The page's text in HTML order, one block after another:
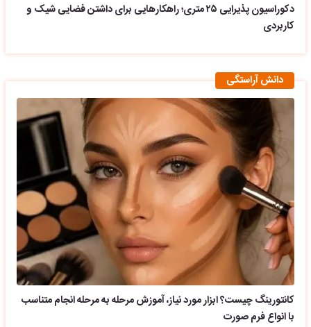
دکوراسیون پذیرایی ۲۵ متری؛ راهکارهایی برای داشتن فضایی شیک و
کاربردی
دانش آراستگی
کانتورینگ چیست؟ ابزار مورد نیاز، آموزش مرحله به مرحله انجام متناسب
با انواع فرم صورت